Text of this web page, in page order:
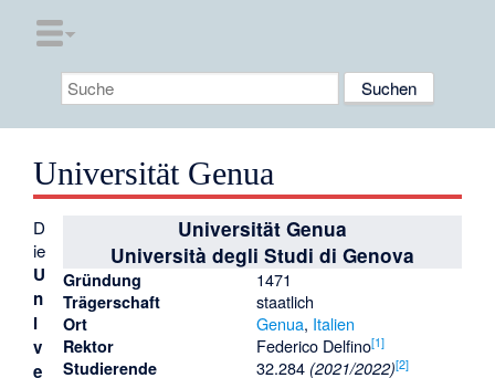
Universität Genua
Universität Genua
Università degli Studi di Genova
Gründung 1471
Trägerschaft staatlich
Ort Genua, Italien
Rektor Federico Delfino[1]
Studierende 32.284 (2021/2022)[2]
D
ie
U
n
i
v
e